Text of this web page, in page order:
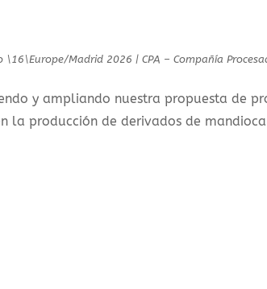
\16\Europe/Madrid 2026 |CPA – Compañía
y ampliando nuestra propuesta de
la producción de derivados de